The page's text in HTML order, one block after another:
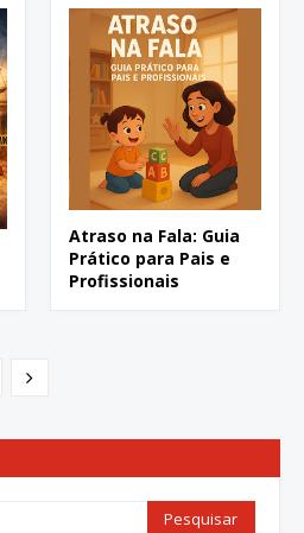
Atraso na Fala: Guia
Prático para Pais e
Profissionais